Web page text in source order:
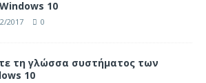
10
2017 0
τη γλώσσα συστήματος των
10